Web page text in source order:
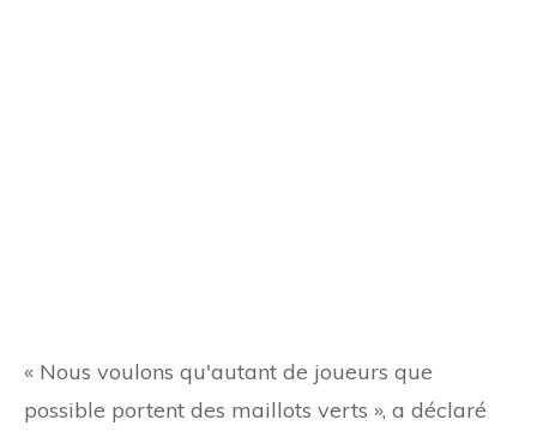
« Nous voulons qu'autant de joueurs que
possible portent des maillots verts », a déclaré